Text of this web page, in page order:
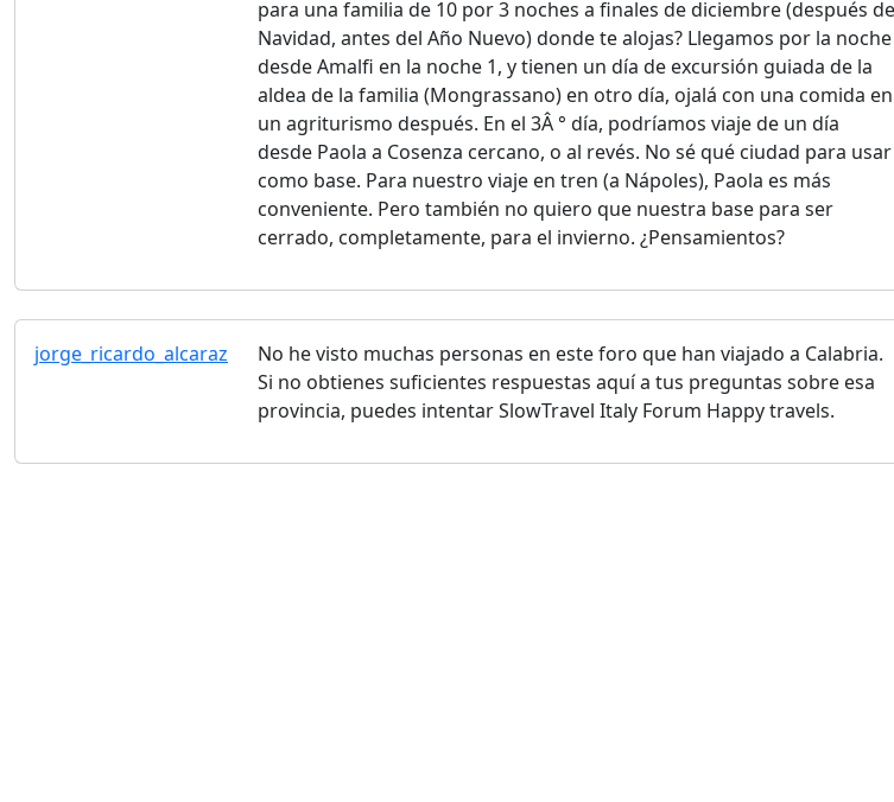
para una familia de 10 por 3 noches a finales de diciembre (después de
Navidad, antes del Año Nuevo) donde te alojas? Llegamos por la noche
desde Amalfi en la noche 1, y tienen un día de excursión guiada de la
aldea de la familia (Mongrassano) en otro día, ojalá con una comida en
un agriturismo después. En el 3Â ° día, podríamos viaje de un día
desde Paola a Cosenza cercano, o al revés. No sé qué ciudad para usar
como base. Para nuestro viaje en tren (a Nápoles), Paola es más
conveniente. Pero también no quiero que nuestra base para ser
cerrado, completamente, para el invierno. ¿Pensamientos?
jorge_ricardo_alcaraz
No he visto muchas personas en este foro que han viajado a Calabria.
Si no obtienes suficientes respuestas aquí a tus preguntas sobre esa
provincia, puedes intentar SlowTravel Italy Forum Happy travels.